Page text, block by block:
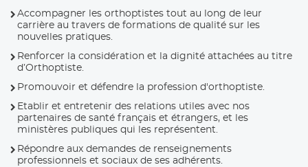
Accompagner les orthoptistes tout au long de leur
carrière au travers de formations de qualité sur les
nouvelles pratiques.
Renforcer la considération et la dignité attachées au titre
d’Orthoptiste.
Promouvoir et défendre la profession d'orthoptiste.
Etablir et entretenir des relations utiles avec nos
partenaires de santé français et étrangers, et les
ministères publiques qui les représentent.
Répondre aux demandes de renseignements
professionnels et sociaux de ses adhérents.